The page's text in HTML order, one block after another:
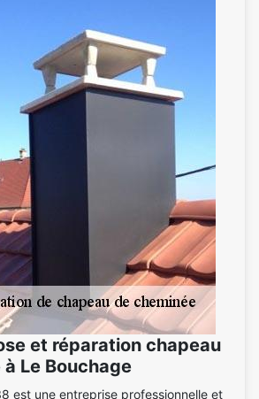
et réparation chapeau
Le Bouchage
est une entreprise professionnelle et